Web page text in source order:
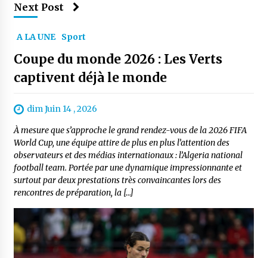
Next Post
A LA UNE Sport
Coupe du monde 2026 : Les Verts
captivent déjà le monde
dim Juin 14 , 2026
À mesure que s’approche le grand rendez-vous de la 2026 FIFA
World Cup, une équipe attire de plus en plus l’attention des
observateurs et des médias internationaux : l’Algeria national
football team. Portée par une dynamique impressionnante et
surtout par deux prestations très convaincantes lors des
rencontres de préparation, la […]